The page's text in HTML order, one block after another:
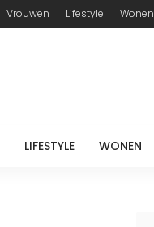
Vrouwen Lifestyle Wonen
LIFESTYLE WONEN